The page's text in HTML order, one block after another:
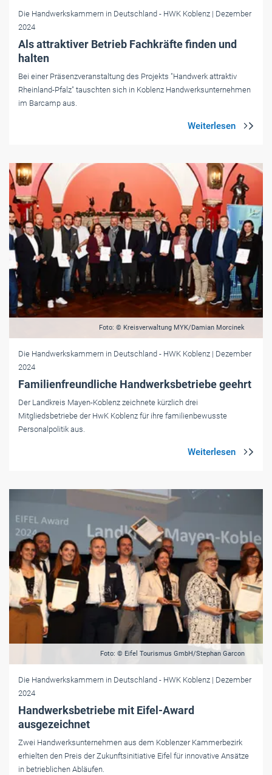
Die Handwerkskammern in Deutschland - HWK Koblenz | Dezember
2024
Als attraktiver Betrieb Fachkräfte finden und
halten
Bei einer Präsenzveranstaltung des Projekts "Handwerk attraktiv
Rheinland-Pfalz" tauschten sich in Koblenz Handwerksunternehmen
im Barcamp aus.
Foto: © Kreisverwaltung MYK/Damian Morcinek
Die Handwerkskammern in Deutschland - HWK Koblenz | Dezember
2024
Familienfreundliche Handwerksbetriebe geehrt
Der Landkreis Mayen-Koblenz zeichnete kürzlich drei
Mitgliedsbetriebe der HwK Koblenz für ihre familienbewusste
Personalpolitik aus.
Foto: © Eifel Tourismus GmbH/Stephan Garcon
Die Handwerkskammern in Deutschland - HWK Koblenz | Dezember
2024
Handwerksbetriebe mit Eifel-Award
ausgezeichnet
Zwei Handwerksunternehmen aus dem Koblenzer Kammerbezirk
erhielten den Preis der Zukunftsinitiative Eifel für innovative Ansätze
in betrieblichen Abläufen.